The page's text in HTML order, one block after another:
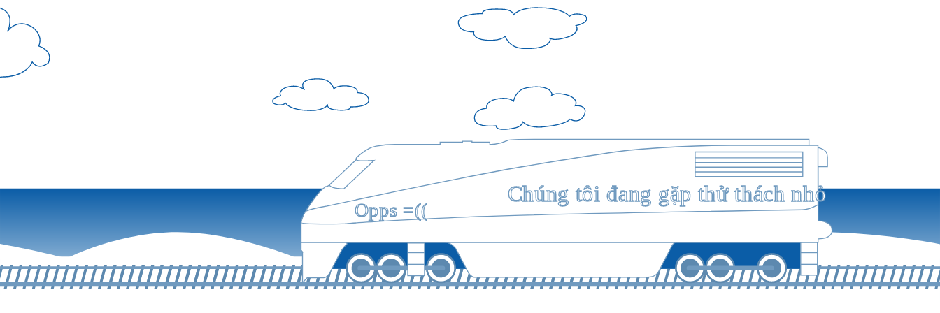
Opps =((
Chúng tôi đang gặp thử thách nhỏ